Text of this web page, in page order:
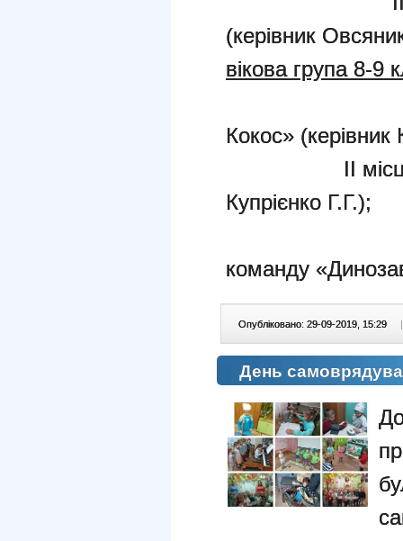
(керівник
вікова група 8-9
Кокос» (керівник
ІІ місце –
Купрієнко Г.Г.);
команду
Опубліковано: 29-09-2019, 15:29 |
День